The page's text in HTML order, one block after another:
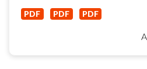
PDF PDF PDF